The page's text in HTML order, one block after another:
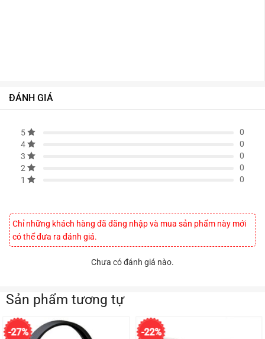
ĐÁNH GIÁ
5
0
4
0
3
0
2
0
1
0
Chỉ những khách hàng đã đăng nhập và mua sản phẩm này mới
có thể đưa ra đánh giá.
Chưa có đánh giá nào.
Sản phẩm tương tự
-27% -22%